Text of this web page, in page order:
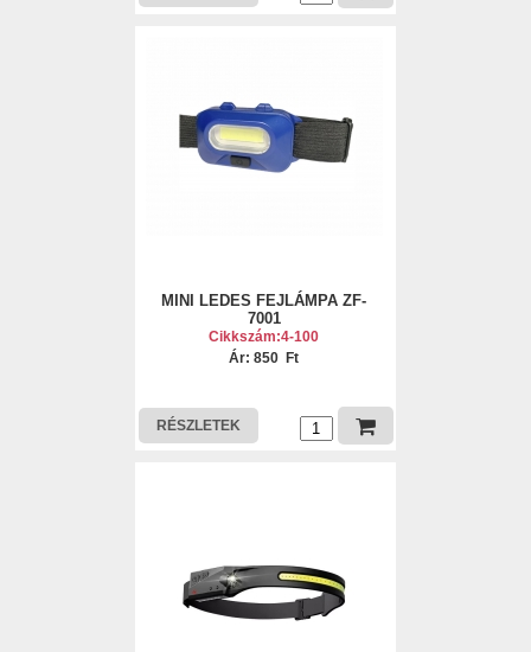
MINI LEDES FEJLÁMPA ZF-
7001
Cikkszám:4-100
Ár: 850 Ft
RÉSZLETEK